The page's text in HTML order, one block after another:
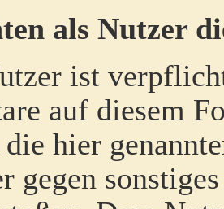
als Nutzer
ist
auf diesem
hier
gegen